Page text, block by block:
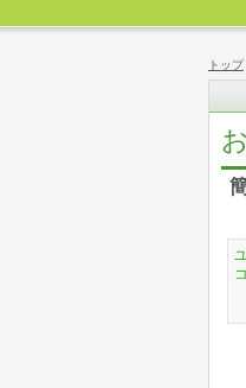
トップ